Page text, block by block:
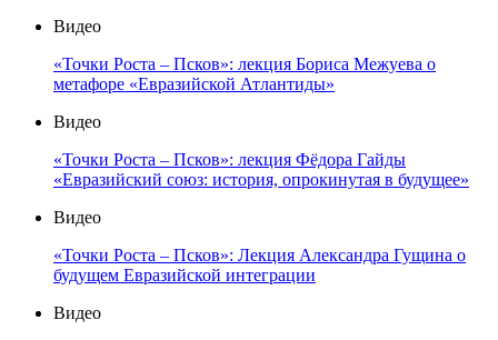
Видео
«Точки Роста – Псков»: лекция Бориса Межуева о
метафоре «Евразийской Атлантиды»
Видео
«Точки Роста – Псков»: лекция Фёдора Гайды
«Евразийский союз: история, опрокинутая в будущее»
Видео
«Точки Роста – Псков»: Лекция Александра Гущина о
будущем Евразийской интеграции
Видео